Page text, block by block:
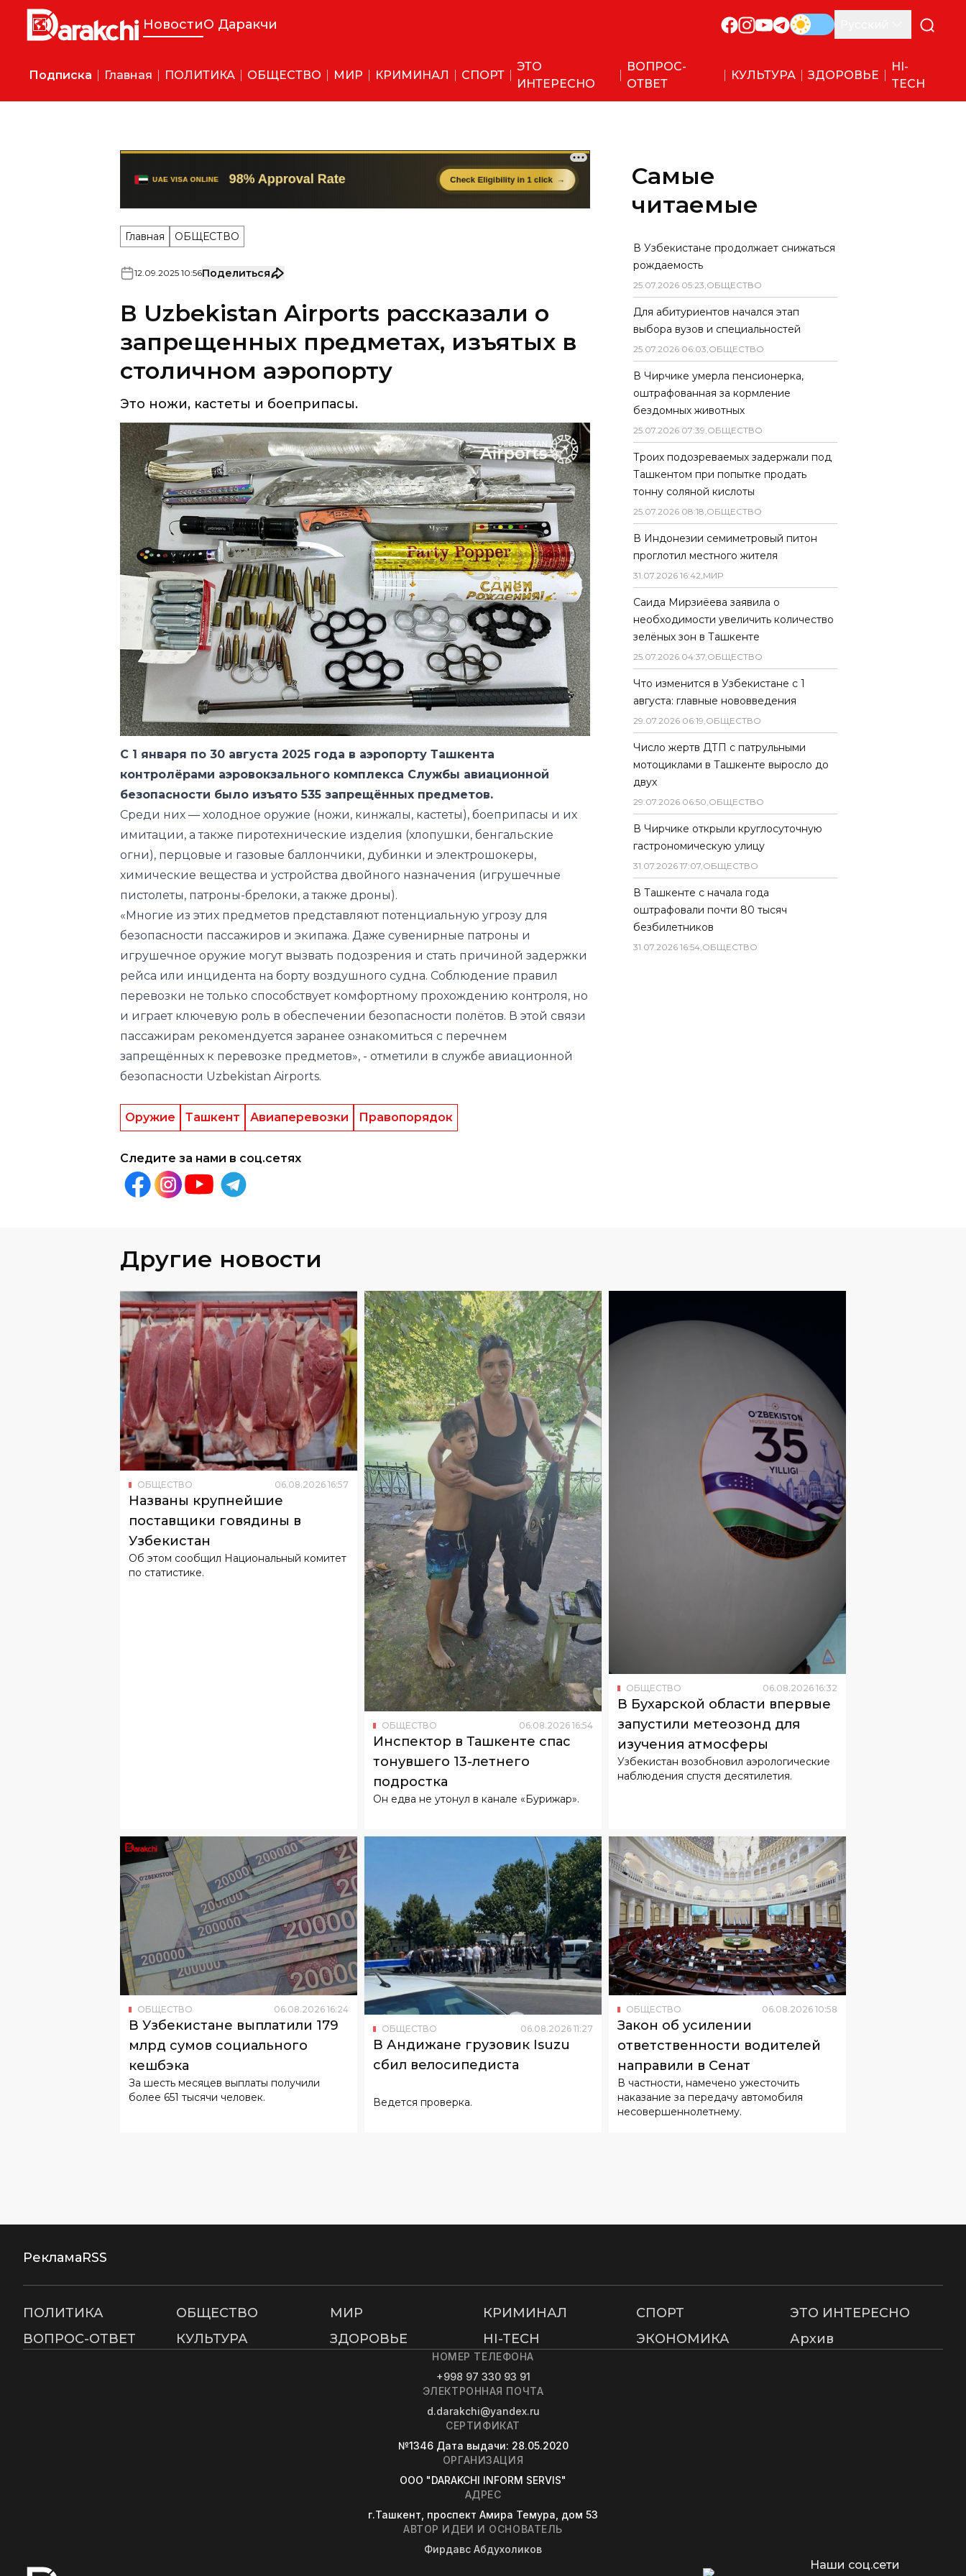
НовостиО Даракчи
Подписка Главная ПОЛИТИКА ОБЩЕСТВО МИР КРИМИНАЛ СПОРТ
ЭТО
ИНТЕРЕСНО
ВОПРОС-
ОТВЕТ
КУЛЬТУРА ЗДОРОВЬЕ
HI-
TECH
Главная ОБЩЕСТВО
В Uzbekistan Airports рассказали о
запрещенных предметах, изъятых в
столичном аэропорту
Это ножи, кастеты и боеприпасы.
С 1 января по 30 августа 2025 года в аэропорту Ташкента
контролёрами аэровокзального комплекса Службы авиационной
безопасности было изъято 535 запрещённых предметов.
Среди них — холодное оружие (ножи, кинжалы, кастеты), боеприпасы и их
имитации, а также пиротехнические изделия (хлопушки, бенгальские
огни), перцовые и газовые баллончики, дубинки и электрошокеры,
химические вещества и устройства двойного назначения (игрушечные
пистолеты, патроны-брелоки, а также дроны).
«Многие из этих предметов представляют потенциальную угрозу для
безопасности пассажиров и экипажа. Даже сувенирные патроны и
игрушечное оружие могут вызвать подозрения и стать причиной задержки
рейса или инцидента на борту воздушного судна. Соблюдение правил
перевозки не только способствует комфортному прохождению контроля, но
и играет ключевую роль в обеспечении безопасности полётов. В этой связи
пассажирам рекомендуется заранее ознакомиться с перечнем
запрещённых к перевозке предметов», - отметили в службе авиационной
безопасности Uzbekistan Airports.
Оружие Ташкент Авиаперевозки Правопорядок
Самые
читаемые
В Узбекистане продолжает снижаться
рождаемость
25.07.2026 05:23,ОБЩЕСТВО
Для абитуриентов начался этап
выбора вузов и специальностей
25.07.2026 06:03,ОБЩЕСТВО
В Чирчике умерла пенсионерка,
оштрафованная за кормление
бездомных животных
25.07.2026 07:39,ОБЩЕСТВО
Троих подозреваемых задержали под
Ташкентом при попытке продать
тонну соляной кислоты
25.07.2026 08:18,ОБЩЕСТВО
В Индонезии семиметровый питон
проглотил местного жителя
31.07.2026 16:42,МИР
Саида Мирзиёева заявила о
необходимости увеличить количество
зелёных зон в Ташкенте
25.07.2026 04:37,ОБЩЕСТВО
Что изменится в Узбекистане с 1
августа: главные нововведения
29.07.2026 06:19,ОБЩЕСТВО
Число жертв ДТП с патрульными
мотоциклами в Ташкенте выросло до
двух
29.07.2026 06:50,ОБЩЕСТВО
В Чирчике открыли круглосуточную
гастрономическую улицу
31.07.2026 17:07,ОБЩЕСТВО
В Ташкенте с начала года
оштрафовали почти 80 тысяч
безбилетников
31.07.2026 16:54,ОБЩЕСТВО
Другие новости
ОБЩЕСТВО 06.08.2026 16 :57
Названы крупнейшие
поставщики говядины в
Узбекистан
Об этом сообщил Национальный комитет
ОБЩЕСТВО 06. 08 .2026 16: 54
Инспектор в Ташкенте спас
тонувшего 13-летнего
подростка
Он едва не утонул в канале «Бурижар».
32
В Бухарской области впервые
запустили метеозонд для
изучения атмосферы
Узбекистан возобновил аэрологические
ОБЩЕСТВО 06.08.2026 16:24
В Узбекистане выплатили 179
млрд сумов социального
кешбэка
За шесть месяцев выплаты получили
ОБЩЕСТВО 06. 08.2026 11:27
В Андижане грузовик Isuzu
сбил велосипедиста
Ведется проверка.
ОБЩЕСТВО 06.08.2026 10:58
Закон об усилении
ответственности водителей
направили в Сенат
В частности, намечено ужесточить
несовершеннолетнему.
РекламаRSS
ПОЛИТИКА ОБЩЕСТВО МИР КРИМИНАЛ СПОРТ
ЭТО ИНТЕРЕСНО
ВОПРОС-ОТВЕТ
КУЛЬТУРА ЗДОРОВЬЕ HI-TECH ЭКОНОМИКА Архив
НОМЕР ТЕЛЕФОНА
+998 97 330 93 91
ЭЛЕКТРОННАЯ ПОЧТА
d.darakchi@yandex.ru
СЕРТИФИКАТ
№1346 Дата выдачи: 28.05.2020
ОРГАНИЗАЦИЯ
OOO "DARAKCHI INFORM SERVIS"
АДРЕС
г.Ташкент, проспект Амира Темура, дом 53
АВТОР ИДЕИ И ОСНОВАТЕЛЬ
Фирдавс Абдухоликов
Наши соц.сети